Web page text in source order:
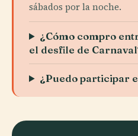
sábados por la noche.
¿Cómo compro
el desfile de
¿Puedo participar